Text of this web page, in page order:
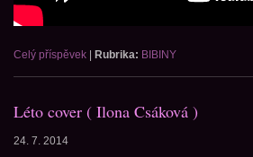
Celý příspěvek Rubrika: BIBINY
Léto cover ( Ilona Csáková )
24. 7. 2014